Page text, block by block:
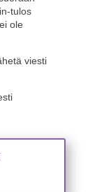
tulos
ole
viesti